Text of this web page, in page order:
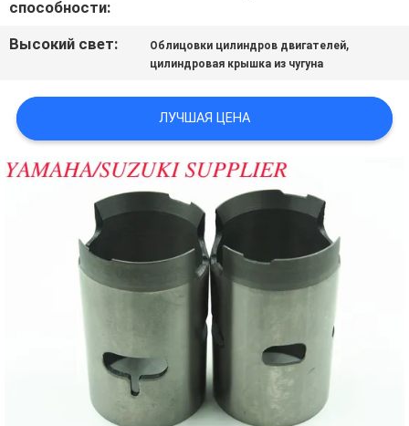
ЦИТАТУ
КАРТА
САЙТА
PRIVACY
POLICY
способности:
Высокий свет: Облицовки цилиндров двигателей,
цилиндровая крышка из чугуна
ЛУЧШАЯ ЦЕНА